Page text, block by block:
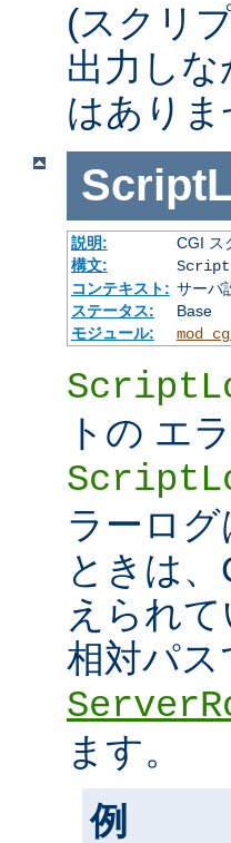
(スクリ
出力し
はありま
説明:
CGI ス
構文:
コンテキスト: サーバ
ステータス:
Base
モジュール:
トの エ
ラーロ
ときは
えられ
相対パ
ます。
例